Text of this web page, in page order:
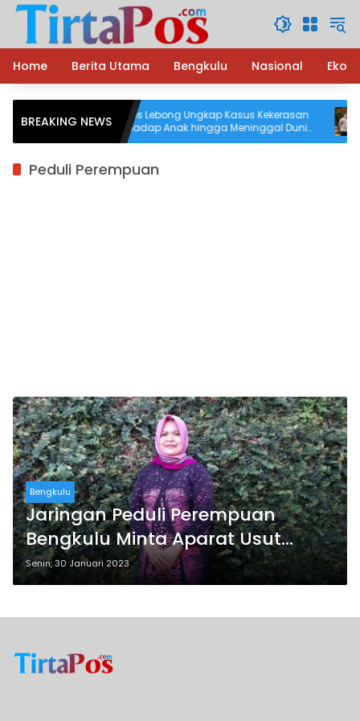
Langsung
konten
Home
Berita Utama Bengkulu Nasional
BREAKING NEWSPolres Lebong Ungkap Kasus Kekerasan
terhadap Anak hingga Meninggal Dunia,
Terduga Pelaku Diamankan
Peduli Perempuan
Bengkulu
Jaringan Peduli Perempuan
Bengkulu Minta Aparat Usut
Tuntas Kasatpol PP Lebong
Senin, 30 Januari 2023